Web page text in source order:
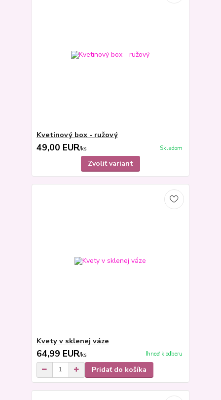
Kvetinový box - ružový
49,00 EUR/ks Skladom
Zvoliť variant
Kvety v sklenej váze
64,99 EUR/ks Ihneď k odberu
Pridať do košíka